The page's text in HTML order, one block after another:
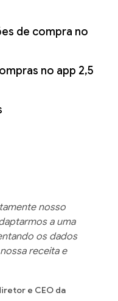
de compra no
no app 2,5
nosso
a uma
os dados
receita e
e CEO da